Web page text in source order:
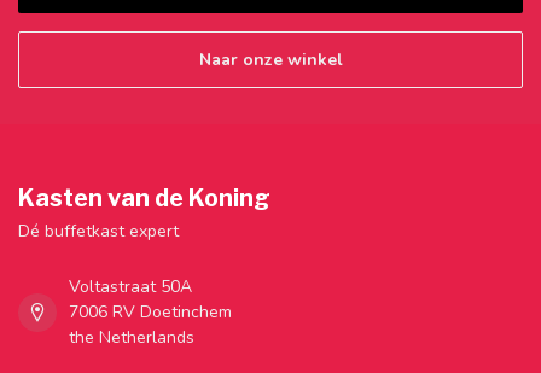
Naar onze winkel
Kasten van de Koning
Dé buffetkast expert
Voltastraat 50A
7006 RV Doetinchem
the Netherlands